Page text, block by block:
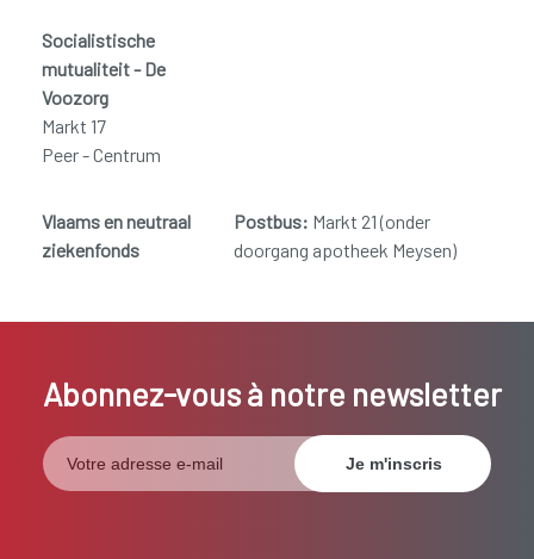
Socialistische
mutualiteit - De
Voozorg
Markt 17
Peer - Centrum
Vlaams en neutraal
ziekenfonds
Postbus: Markt 21 (onder
doorgang apotheek Meysen)
Abonnez-vous à notre newsletter